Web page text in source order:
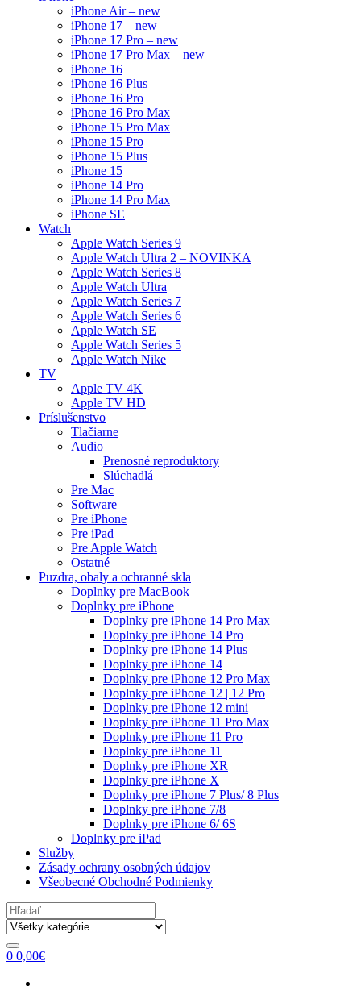
iPhone Air – new
iPhone 17 – new
iPhone 17 Pro – new
iPhone 17 Pro Max – new
iPhone 16
iPhone 16 Plus
iPhone 16 Pro
iPhone 16 Pro Max
iPhone 15 Pro Max
iPhone 15 Pro
iPhone 15 Plus
iPhone 15
iPhone 14 Pro
iPhone 14 Pro Max
iPhone SE
Watch
Apple Watch Series 9
Apple Watch Ultra 2 – NOVINKA
Apple Watch Series 8
Apple Watch Ultra
Apple Watch Series 7
Apple Watch Series 6
Apple Watch SE
Apple Watch Series 5
Apple Watch Nike
TV
Apple TV 4K
Apple TV HD
Príslušenstvo
Tlačiarne
Audio
Prenosné reproduktory
Slúchadlá
Pre Mac
Software
Pre iPhone
Pre iPad
Pre Apple Watch
Ostatné
Puzdra, obaly a ochranné skla
Doplnky pre MacBook
Doplnky pre iPhone
Doplnky pre iPhone 14 Pro Max
Doplnky pre iPhone 14 Pro
Doplnky pre iPhone 14 Plus
Doplnky pre iPhone 14
Doplnky pre iPhone 12 Pro Max
Doplnky pre iPhone 12 | 12 Pro
Doplnky pre iPhone 12 mini
Doplnky pre iPhone 11 Pro Max
Doplnky pre iPhone 11 Pro
Doplnky pre iPhone 11
Doplnky pre iPhone XR
Doplnky pre iPhone X
Doplnky pre iPhone 7 Plus/ 8 Plus
Doplnky pre iPhone 7/8
Doplnky pre iPhone 6/ 6S
Doplnky pre iPad
Služby
Zásady ochrany osobných údajov
Všeobecné Obchodné Podmienky
Search
for:
0 0,00€